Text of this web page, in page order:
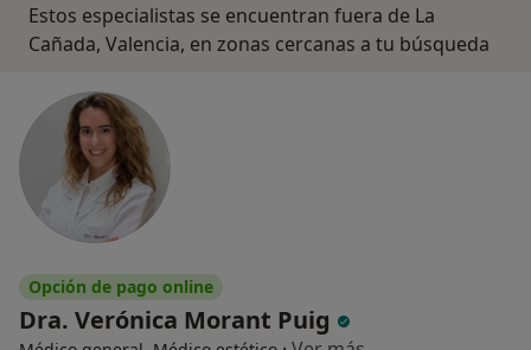
Estos especialistas se encuentran fuera de La
Cañada, Valencia, en zonas cercanas a tu búsqueda
Opción de pago online
Dra. Verónica Morant Puig